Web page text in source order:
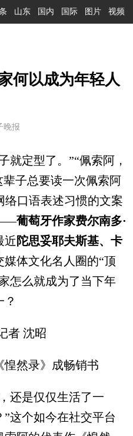
山东 国内 国际 图片 视频
何以成为年轻人
晚报
定型了。”“佩索阿，
子总要读一次佩索阿
络口语表述习惯的文案
葡萄牙作家费尔南多·
近陀思妥耶夫斯基、卡
媒体文化名人圈的“顶
怎么就成为了当下年
沈昭
然录》成畅销书
是仅仅生活了一
这个如今在社交平台